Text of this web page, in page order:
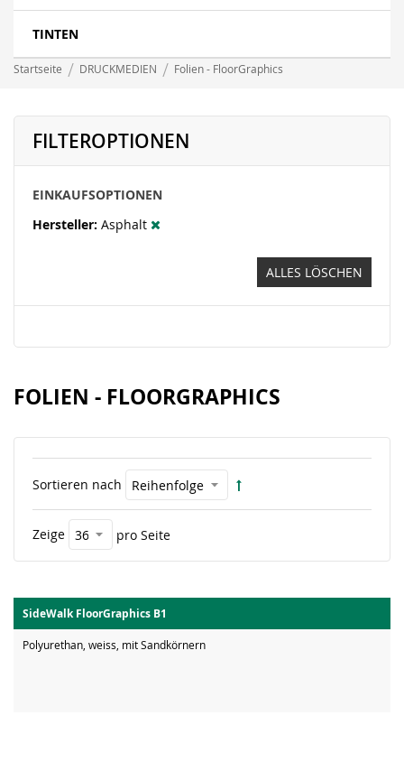
TINTEN
Startseite DRUCKMEDIEN Folien - FloorGraphics
FOLIEN - FLOORGRAPHICS
Sortieren nach
Zeige pro Seite
SideWalk FloorGraphics B1
Polyurethan, weiss, mit Sandkörnern
FILTEROPTIONEN
EINKAUFSOPTIONEN
Hersteller Asphalt
ALLES LÖSCHEN